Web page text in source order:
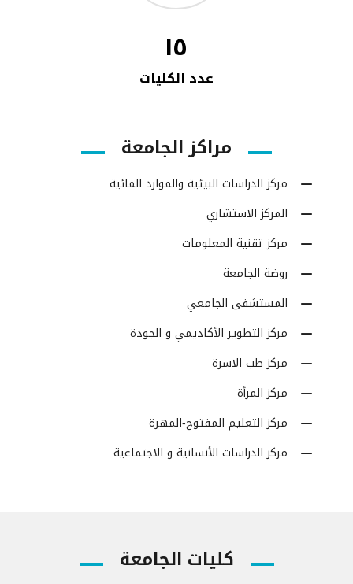
١٥
عدد الكليات
مراكز الجامعة
مركز الدراسات البيئية والموارد المائية
المركز الاستشاري
مركز تقنية المعلومات
روضة الجامعة
المستشفى الجامعي
مركز التطوير الأكاديمي و الجودة
مركز طب الاسرة
مركز المرأة
مركز التعليم المفتوح-المهرة
مركز الدراسات الأنسانية و الاجتماعية
كليات الجامعة